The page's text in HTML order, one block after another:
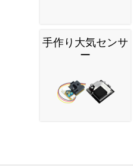
手作り大気センサ
ー